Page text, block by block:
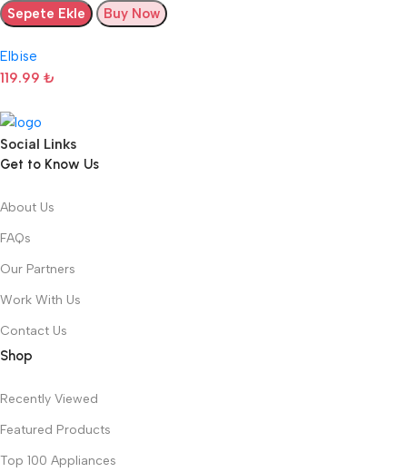
Sepete Ekle Buy Now
Elbise
119.99 ₺
Social Links
Get to Know Us
About Us
FAQs
Our Partners
Work With Us
Contact Us
Shop
Recently Viewed
Featured Products
Top 100 Appliances